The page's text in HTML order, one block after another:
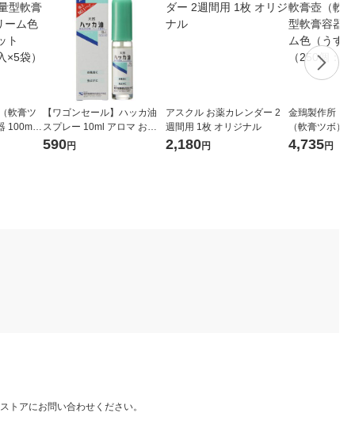
軟膏ツ
100mL
1セッ
【ワゴンセール】ハッカ油
スプレー 10ml アロマ お風
呂 虫よけ マスク 食品添加物
590円
アスクル お薬カレンダー 2
週間用 1枚 オリジナル
2,180円
金鵄製作所 ア
（軟膏ツボ）
器 12mL クリ
4,735円
トアにお問い合わせください。